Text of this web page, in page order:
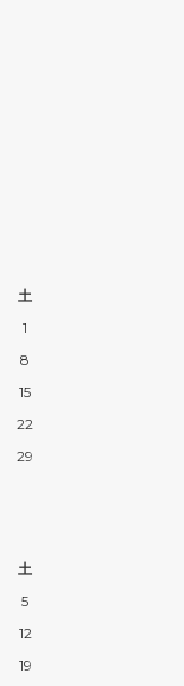
土
1
8
15
22
29
土
5
12
19